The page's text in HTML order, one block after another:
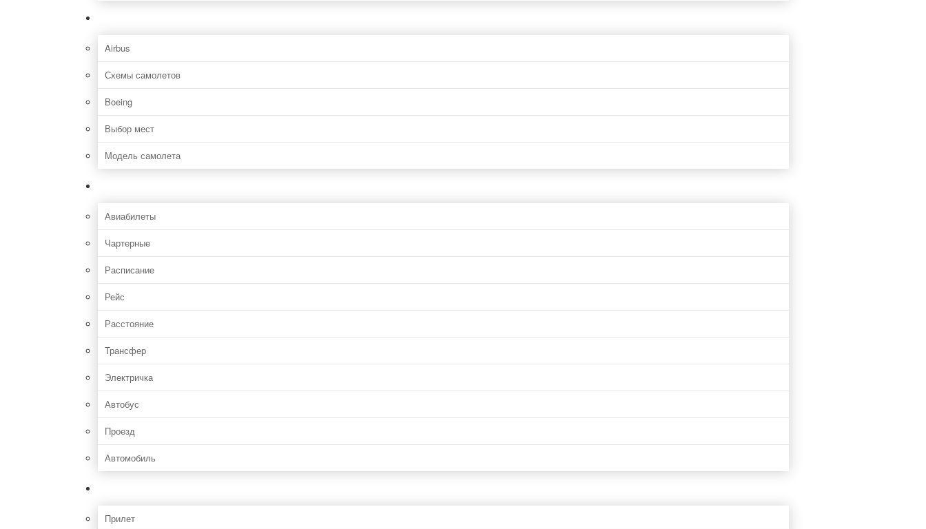
Airbus
Схемы самолетов
Boeing
Выбор мест
Модель самолета
Авиабилеты
Чартерные
Расписание
Рейс
Расстояние
Трансфер
Электричка
Автобус
Проезд
Автомобиль
Прилет